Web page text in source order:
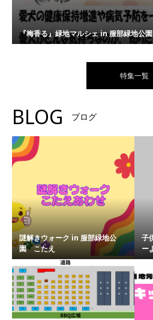
『梅香る』緑地マルシェ in 服部緑地公
特集一覧
BLOG ブログ
謎解きウォーク in 服部緑地公
園 こたえ
子
ー